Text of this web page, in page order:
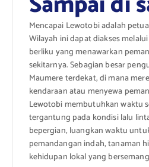
Mencapai Lewotobi adalah
Wilayah ini dapat diakses
berliku yang menawarkan
sekitarnya. Sebagian besar
Maumere terdekat, di mana
kendaraan atau menyewa
Lewotobi membutuhkan waktu
tergantung pada kondisi lalu
bepergian, luangkan waktu
pemandangan indah, tanaman
kehidupan lokal yang